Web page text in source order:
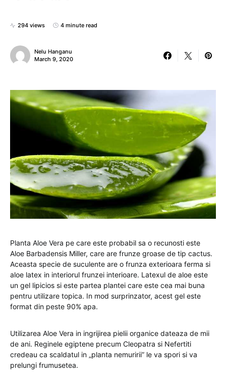
294 views 4 minute read
Nelu Hanganu
March 9, 2020
Planta Aloe Vera pe care este probabil sa o recunosti este
Aloe Barbadensis Miller, care are frunze groase de tip cactus.
Aceasta specie de suculente are o frunza exterioara ferma si
aloe latex in interiorul frunzei interioare. Latexul de aloe este
un gel lipicios si este partea plantei care este cea mai buna
pentru utilizare topica. In mod surprinzator, acest gel este
format din peste 90% apa.
Utilizarea Aloe Vera in ingrijirea pielii organice dateaza de mii
de ani. Reginele egiptene precum Cleopatra si Nefertiti
credeau ca scaldatul in „planta nemuririi” le va spori si va
prelungi frumusetea.